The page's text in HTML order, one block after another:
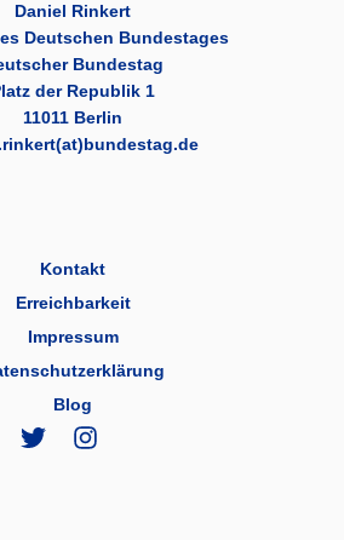
Daniel Rinkert
Deutschen Bundestages
Bundestag
der Republik 1
11011 Berlin
Kontakt
Erreichbarkeit
Impressum
Blog